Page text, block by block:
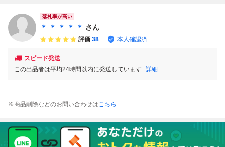
落札率が高い
＊ ＊ ＊ ＊ ＊ さん
評価 38 本人確認済
スピード発送
この出品者は平均24時間以内に発送しています 詳細
※商品削除などのお問い合わせはこちら